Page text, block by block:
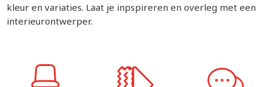
kleur en variaties. Laat je inpspireren en overleg met een
interieurontwerper.